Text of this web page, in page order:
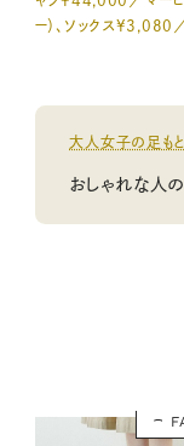
ー）、ソックス¥3,080／
大人女子の足も
おしゃれな人